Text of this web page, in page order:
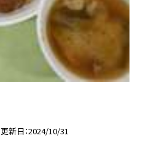
更新日 2024/10/31